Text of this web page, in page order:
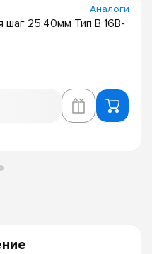
Аналоги
шаг 25,40мм Тип B 16B-